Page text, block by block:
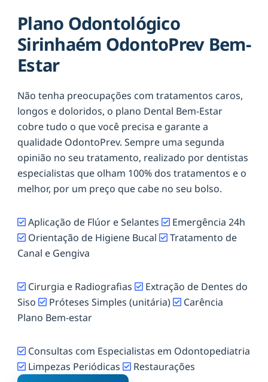
Plano Odontológico
Sirinhaém OdontoPrev Bem-
Estar
Não tenha preocupações com tratamentos caros,
longos e doloridos, o plano Dental Bem-Estar
cobre tudo o que você precisa e garante a
qualidade OdontoPrev. Sempre uma segunda
opinião no seu tratamento, realizado por dentistas
especialistas que olham 100% dos tratamentos e o
melhor, por um preço que cabe no seu bolso.
Aplicação de Flúor e Selantes
Emergência 24h
Orientação de Higiene Bucal
Tratamento de
Canal e Gengiva
Cirurgia e Radiografias
Extração de Dentes do
Siso
Próteses Simples (unitária)
Carência
Plano Bem-estar
Consultas com Especialistas em Odontopediatria
Limpezas Periódicas
Restaurações